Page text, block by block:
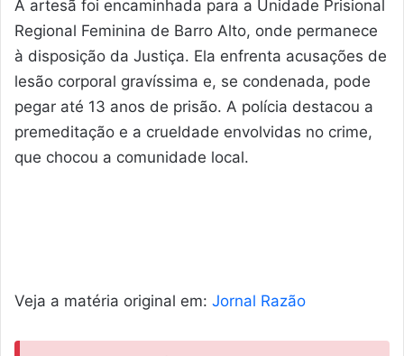
A artesã foi encaminhada para a Unidade Prisional
Regional Feminina de Barro Alto, onde permanece
à disposição da Justiça. Ela enfrenta acusações de
lesão corporal gravíssima e, se condenada, pode
pegar até 13 anos de prisão. A polícia destacou a
premeditação e a crueldade envolvidas no crime,
que chocou a comunidade local.
Veja a matéria original em: Jornal Razão